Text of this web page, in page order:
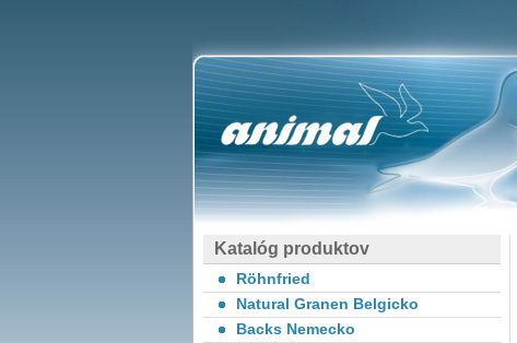
Katalóg produktov
Röhnfried
Natural Granen Belgicko
Backs Nemecko